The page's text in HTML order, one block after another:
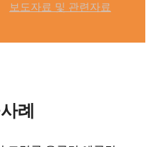
보도자료 및 관련자료
례